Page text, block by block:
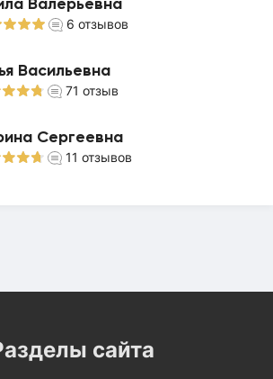
6 отзывов
Васильевна
71 отзыв
Сергеевна
11 отзывов
сайта